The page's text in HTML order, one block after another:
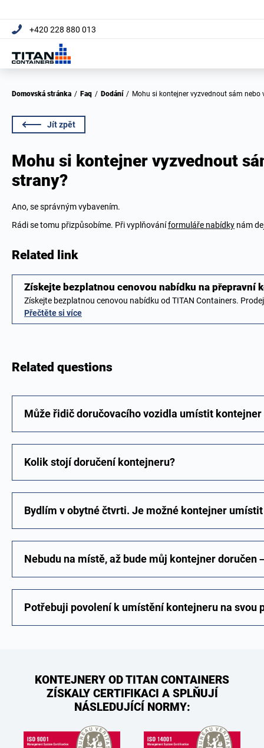
+420 228 880 013
Domovská stránka / Faq / Dodání / Mohu si kontejner vyzvednout sám
Jít zpět
Mohu si kontejner vyzvednout
strany?
Ano, se správným vybavením.
Rádi se tomu přizpůsobíme. Při vyplňováníformuláře nabídky nám
Related link
Získejte bezplatnou cenovou nabídku na přepravní
Získejte bezplatnou cenovou nabídku od TITAN Containers.
Přečtěte si více
Related questions
Může řidič doručovacího vozidla umístit
Kolik stojí doručení kontejneru?
Bydlím v obytné čtvrti. Je možné kontejner
Nebudu na místě, až bude můj kontejner doručen
Potřebuji povolení k umístění kontejneru na svou
KONTEJNERY OD TITAN CONTAINERS
ZÍSKALY CERTIFIKACI A SPLŇUJÍ
NÁSLEDUJÍCÍ NORMY: